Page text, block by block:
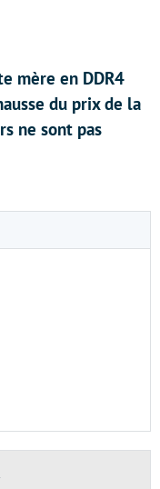
mère en DDR4
du prix de la
ne sont pas